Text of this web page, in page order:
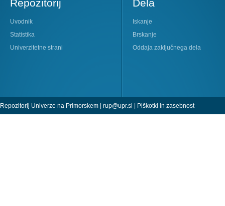
Repozitorij
Uvodnik
Statistika
Univerzitetne strani
Dela
Iskanje
Brskanje
Oddaja zaključnega dela
Repozitorij Univerze na Primorskem | rup@upr.si | Piškotki in zasebnost